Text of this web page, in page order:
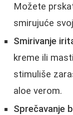
Možete
smirujuće
Smirivanje
kreme ili
stimuliše
aloe verom.
Sprečavanje